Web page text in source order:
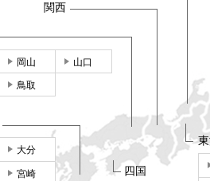
関西
岡山 山口
鳥取
四国
大分
宮崎